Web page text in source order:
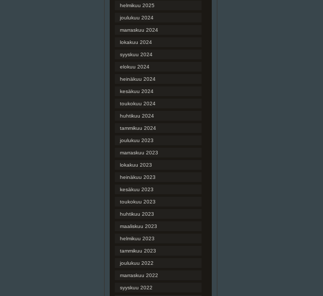
helmikuu 2025
joulukuu 2024
marraskuu 2024
lokakuu 2024
syyskuu 2024
elokuu 2024
heinäkuu 2024
kesäkuu 2024
toukokuu 2024
huhtikuu 2024
tammikuu 2024
joulukuu 2023
marraskuu 2023
lokakuu 2023
heinäkuu 2023
kesäkuu 2023
toukokuu 2023
huhtikuu 2023
maaliskuu 2023
helmikuu 2023
tammikuu 2023
joulukuu 2022
marraskuu 2022
syyskuu 2022